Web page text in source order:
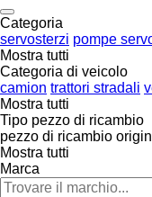
Categoria
servosterzi pompe
Mostra tutti
Categoria di veicolo
camion trattori stradali
Mostra tutti
Tipo pezzo di ricambio
pezzo di ricambio
Mostra tutti
Marca